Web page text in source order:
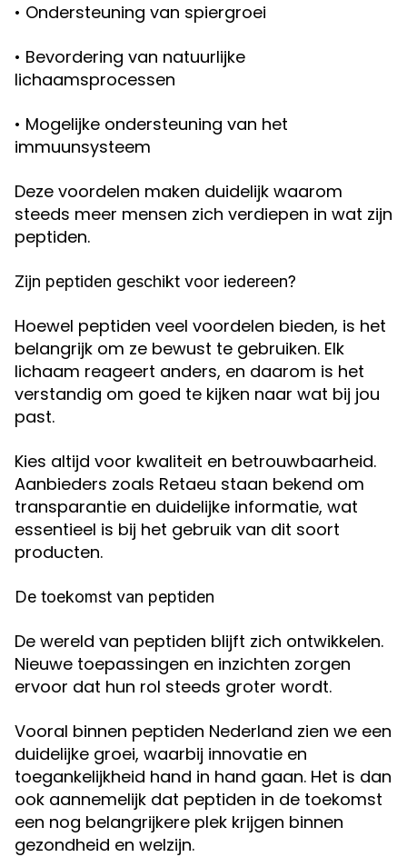
• Ondersteuning van spiergroei
• Bevordering van natuurlijke
lichaamsprocessen
• Mogelijke ondersteuning van het
immuunsysteem
Deze voordelen maken duidelijk waarom
steeds meer mensen zich verdiepen in wat zijn
peptiden.
Zijn peptiden geschikt voor iedereen?
Hoewel peptiden veel voordelen bieden, is het
belangrijk om ze bewust te gebruiken. Elk
lichaam reageert anders, en daarom is het
verstandig om goed te kijken naar wat bij jou
past.
Kies altijd voor kwaliteit en betrouwbaarheid.
Aanbieders zoals Retaeu staan bekend om
transparantie en duidelijke informatie, wat
essentieel is bij het gebruik van dit soort
producten.
De toekomst van peptiden
De wereld van peptiden blijft zich ontwikkelen.
Nieuwe toepassingen en inzichten zorgen
ervoor dat hun rol steeds groter wordt.
Vooral binnen peptiden Nederland zien we een
duidelijke groei, waarbij innovatie en
toegankelijkheid hand in hand gaan. Het is dan
ook aannemelijk dat peptiden in de toekomst
een nog belangrijkere plek krijgen binnen
gezondheid en welzijn.